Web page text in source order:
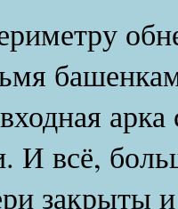
И всё,
закрыты